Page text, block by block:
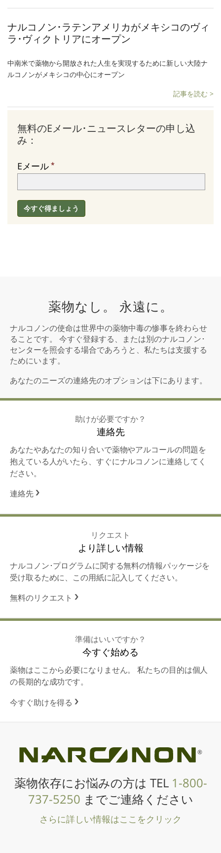
ナルコノン･ラテンアメリカがメキシコのヴィ
ラ･ヴィクトリアにオープン
中南米で薬物から開放された人生を実現するために新しい大陸ナ
ルコノンがメキシコの中心にオープン
記事を読む >
無料のEメール･ニュースレターの申し込
み：
Eメール
今すぐ得ましょう
薬物なし。 永遠に。
ナルコノンの使命は世界中の薬物中毒の惨事を終わらせ
ることです。 今すぐ登録する、または別のナルコノン･
センターを照会する場合であろうと、私たちは支援する
ためにいます。
あなたのニーズの連絡先のオプションは下にあります。
助けが必要ですか？
連絡先
あなたやあなたの知り合いで薬物やアルコールの問題を
抱えている人がいたら、すぐにナルコノンに連絡してく
ださい。
連絡先
リクエスト
より詳しい情報
ナルコノン･プログラムに関する無料の情報パッケージを
受け取るために、この用紙に記入してください。
無料のリクエスト
準備はいいですか？
今すぐ始める
薬物はここから必要になりません。 私たちの目的は個人
の長期的な成功です。
今すぐ助けを得る
®
薬物依存にお悩みの方は TEL 1-800-
737-5250 までご連絡ください
さらに詳しい情報はここをクリック